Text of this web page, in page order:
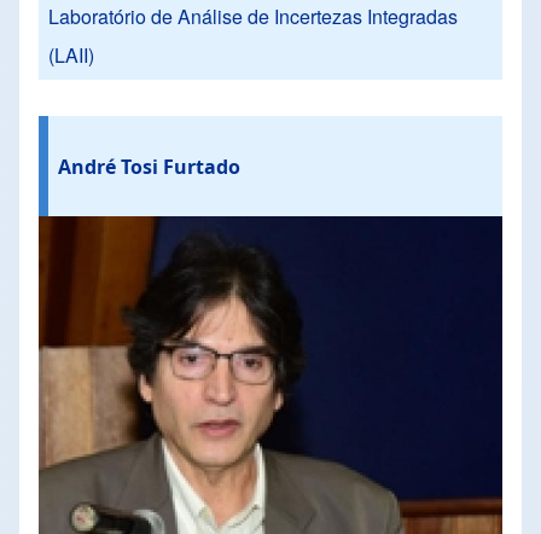
Laboratório de Análise de Incertezas Integradas
(LAII)
André Tosi Furtado